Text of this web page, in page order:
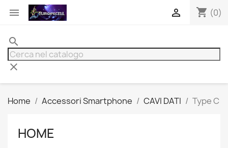
 shopping_cart (0)

search
clear
Home Accessori Smartphone CAVI DATI Type C
HOME